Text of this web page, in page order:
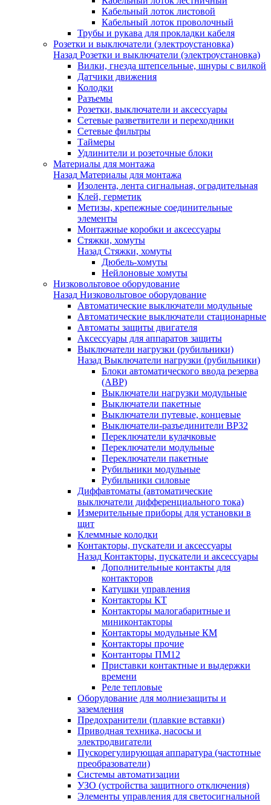
Кабельный лоток листовой
Кабельный лоток проволочный
Трубы и рукава для прокладки кабеля
Розетки и выключатели (электроустановка)
Назад Розетки и выключатели (электроустановка)
Вилки, гнезда штепсельные, шнуры с вилкой
Датчики движения
Колодки
Разъемы
Розетки, выключатели и аксессуары
Сетевые разветвители и переходники
Сетевые фильтры
Таймеры
Удлинители и розеточные блоки
Материалы для монтажа
Назад Материалы для монтажа
Изолента, лента сигнальная, оградительная
Клей, герметик
Метизы, крепежные соединительные
элементы
Монтажные коробки и аксессуары
Стяжки, хомуты
Назад Стяжки, хомуты
Дюбель-хомуты
Нейлоновые хомуты
Низковольтовое оборудование
Назад Низковольтовое оборудование
Автоматические выключатели модульные
Автоматические выключатели стационарные
Автоматы защиты двигателя
Аксессуары для аппаратов защиты
Выключатели нагрузки (рубильники)
Назад Выключатели нагрузки (рубильники)
Блоки автоматического ввода резерва
(АВР)
Выключатели нагрузки модульные
Выключатели пакетные
Выключатели путевые, концевые
Выключатели-разъединители ВР32
Переключатели кулачковые
Переключатели модульные
Переключатели пакетные
Рубильники модульные
Рубильники силовые
Диффавтоматы (автоматические
выключатели дифференциального тока)
Измерительные приборы для установки в
щит
Клеммные колодки
Контакторы, пускатели и аксессуары
Назад Контакторы, пускатели и аксессуары
Дополнительные контакты для
контакторов
Катушки управления
Контакторы КТ
Контакторы малогабаритные и
миниконтакторы
Контакторы модульные КМ
Контакторы прочие
Контанторы ПМ12
Приставки контактные и выдержки
времени
Реле тепловые
Оборудование для молниезащиты и
заземления
Предохранители (плавкие вставки)
Приводная техника, насосы и
электродвигатели
Пускорегулирующая аппаратура (частотные
преобразователи)
Системы автоматизации
УЗО (устройства защитного отключения)
Элементы управления для светосигнальной